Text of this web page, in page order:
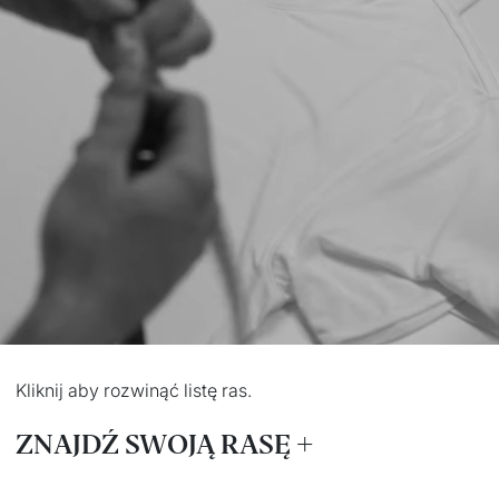
Kliknij aby rozwinąć listę ras.
ZNAJDŹ SWOJĄ RASĘ